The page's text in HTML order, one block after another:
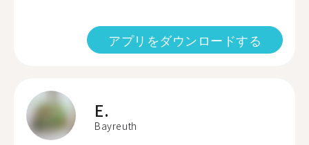
アプリをダウンロードする
E.
Bayreuth